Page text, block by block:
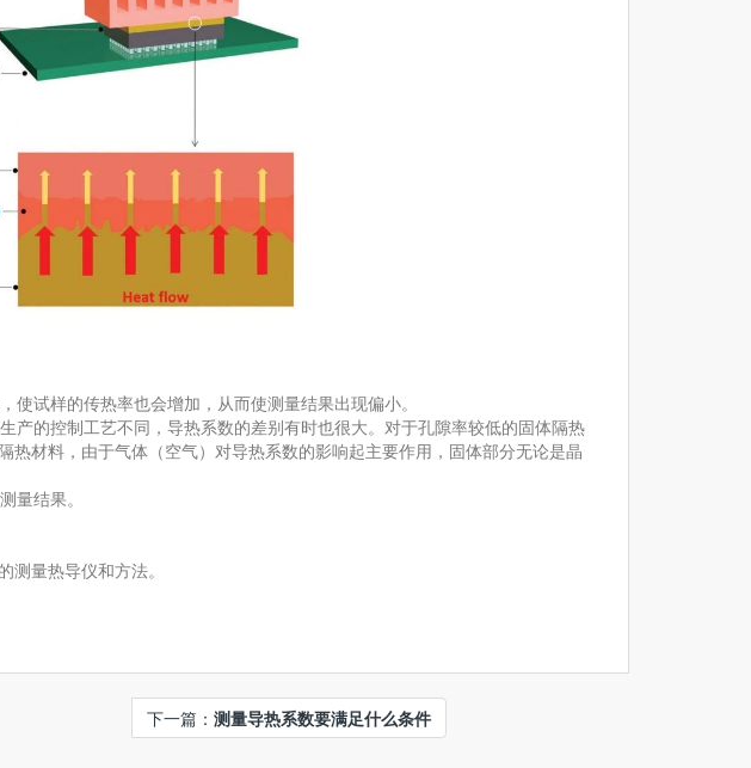
试样的传热率也会增加，从而使测量结果出现偏小。
的控制工艺不同，导热系数的差别有时也很大。对于孔隙率较低的固体隔热
材料，由于气体（空气）对导热系数的影响起主要作用，固体部分无论是晶
量结果。
量热导仪和方法。
下一篇： 测量导热系数要满足什么条件